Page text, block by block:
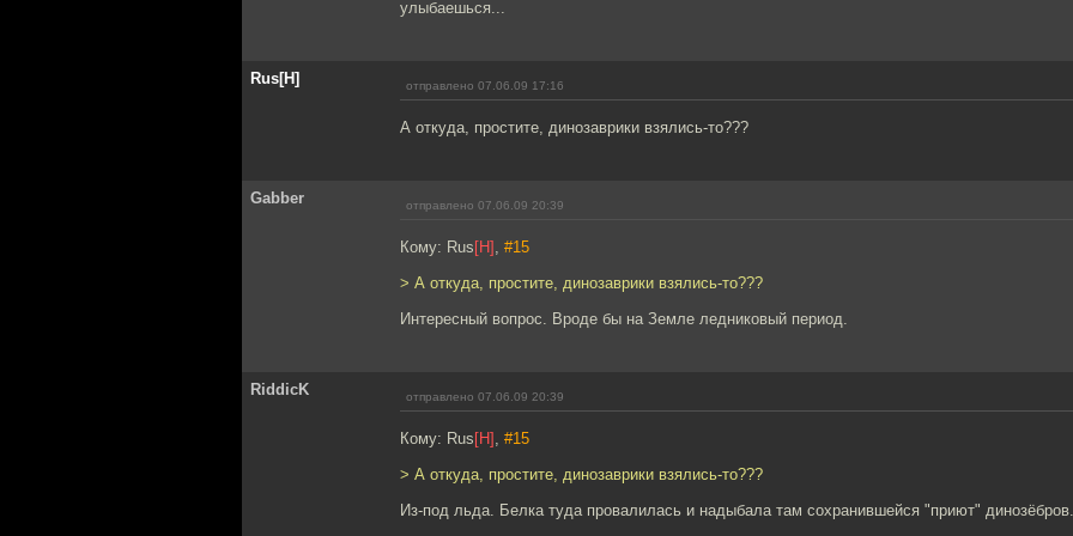
улыбаешься...
Rus[H] отправлено 07.06.09 17:16
А откуда, простите, динозаврики взялись-то???
Gabber отправлено 07.06.09 20:39
Кому: Rus [H] , #15
> А откуда, простите, динозаврики взялись-то???
Интересный вопрос. Вроде бы на Земле ледниковый период.
RiddicK отправлено 07.06.09 20:39
Кому: Rus [H] , #15
> А откуда, простите, динозаврики взялись-то???
Из-под льда. Белка туда провалилась и надыбала там сохранившейся "приют" динозёбров.